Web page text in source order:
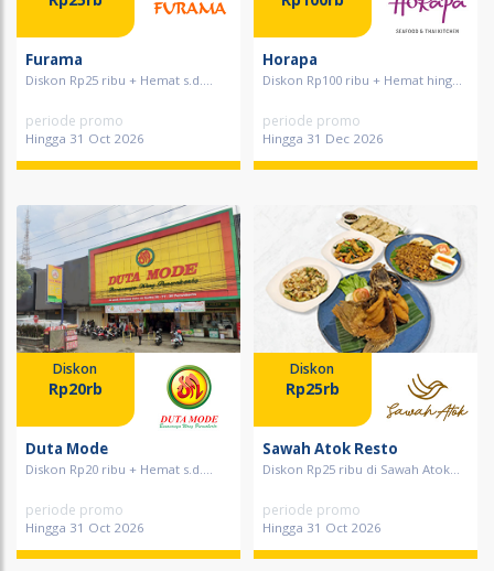
Furama
Diskon Rp25 ribu + Hemat s.d....
periode promo
Hingga 31 Oct 2026
Horapa
Diskon Rp100 ribu + Hemat hing...
periode promo
Hingga 31 Dec 2026
Diskon
Rp20rb
Duta Mode
Diskon Rp20 ribu + Hemat s.d....
periode promo
Hingga 31 Oct 2026
Diskon
Rp25rb
Sawah Atok Resto
Diskon Rp25 ribu di Sawah Atok...
periode promo
Hingga 31 Oct 2026